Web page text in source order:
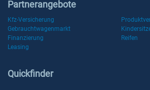
Partnerangebote
Kfz-Versicherung
Gebrauchtwagenmarkt
Finanzierung
Reifen
Leasing
Quickfinder